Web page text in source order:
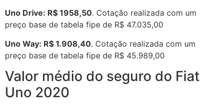
Uno Drive: R$ 1958,50. Cotação realizada com um
preço base de tabela fipe de R$ 47.035,00
Uno Way: R$ 1.908,40. Cotação realizada com um
preço base de tabela fipe de R$ 45.989,00
Valor médio do seguro do Fiat
Uno 2020